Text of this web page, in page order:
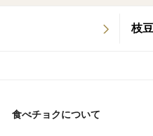
枝豆
食べチョクについて